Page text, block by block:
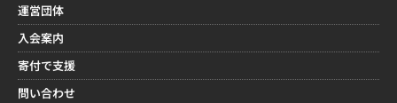
運営団体
入会案内
寄付で支援
問い合わせ